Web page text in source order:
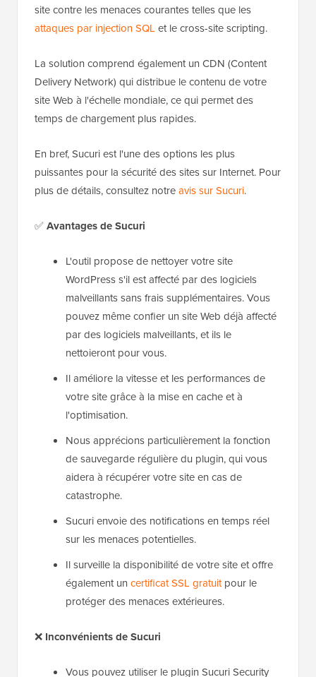
site contre les menaces courantes telles que les
attaques par injection SQL et le cross-site scripting.
La solution comprend également un CDN (Content
Delivery Network) qui distribue le contenu de votre
site Web à l'échelle mondiale, ce qui permet des
temps de chargement plus rapides.
En bref, Sucuri est l'une des options les plus
puissantes pour la sécurité des sites sur Internet. Pour
plus de détails, consultez notreavis sur Sucuri.
✅Avantages de Sucuri
L'outil propose de nettoyer votre site
WordPress s'il est affecté par des logiciels
malveillants sans frais supplémentaires. Vous
pouvez même confier un site Web déjà affecté
par des logiciels malveillants, et ils le
nettoieront pour vous.
Il améliore la vitesse et les performances de
votre site grâce à la mise en cache et à
l'optimisation.
Nous apprécions particulièrement la fonction
de sauvegarde régulière du plugin, qui vous
aidera à récupérer votre site en cas de
catastrophe.
Sucuri envoie des notifications en temps réel
sur les menaces potentielles.
Il surveille la disponibilité de votre site et offre
également un certificat SSL gratuitpour le
protéger des menaces extérieures.
❌ Inconvénients de Sucuri
Vous pouvez utiliser le plugin Sucuri Security